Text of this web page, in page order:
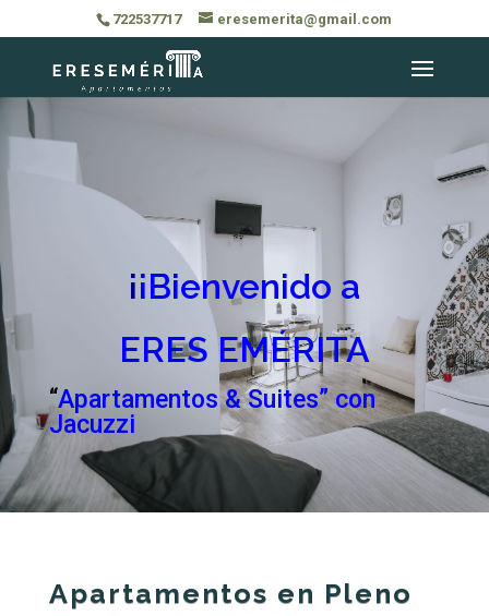
722537717 eresemerita@gmail.com
¡¡Bienvenido a
ERES EMÉRITA
“Apartamentos & Suites” con
Jacuzzi
Apartamentos en Pleno